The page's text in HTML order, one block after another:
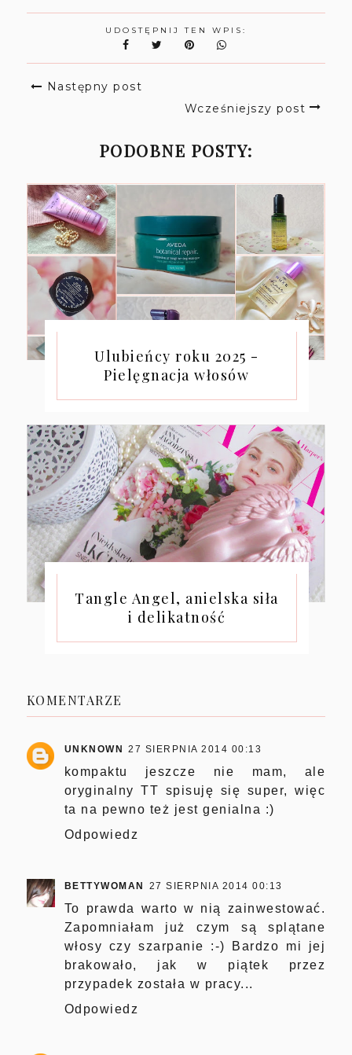
UDOSTĘPNIJ TEN WPIS:
Następny post
Wcześniejszy post
PODOBNE POSTY:
Ulubieńcy roku 2025 -
Pielęgnacja włosów
Tangle Angel, anielska siła
i delikatność
KOMENTARZE
UNKNOWN 27 SIERPNIA 2014 00:13
kompaktu jeszcze nie mam, ale
oryginalny TT spisuję się super, więc
ta na pewno też jest genialna :)
Odpowiedz
BETTYWOMAN 27 SIERPNIA 2014 00:13
To prawda warto w nią zainwestować.
Zapomniałam już czym są splątane
włosy czy szarpanie :-) Bardzo mi jej
brakowało, jak w piątek przez
przypadek została w pracy...
Odpowiedz